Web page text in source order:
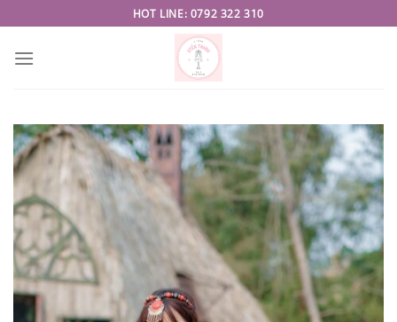
to
content
HOT LINE: 0792 322 310